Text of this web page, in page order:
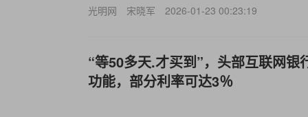
光明网 宋晓军 2026-01-23 00:23:19
“等50多天.才买到”，头部互联网银
功能，部分利率可达3％